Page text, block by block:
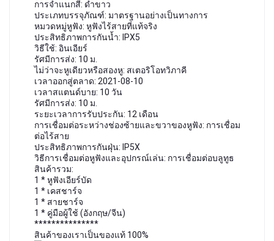
การจำแนกสี: ดำขาว
ประเภทบรรจุภัณฑ์: มาตรฐานอย่างเป็นทางการ
หมวดหมู่หูฟัง: หูฟังไร้สายที่แท้จริง
ประสิทธิภาพการกันน้ำ: IPX5
วิธีใช้: อินเอียร์
รัศมีการส่ง: 10 ม.
ไม่ว่าจะหูเดียวหรือสองหู: สเตอริโอทวิภาคี
เวลาออกสู่ตลาด: 2021-08-10
เวลาสแตนด์บาย: 10 วัน
รัศมีการส่ง: 10 ม.
ระยะเวลาการรับประกัน: 12 เดือน
การเชื่อมต่อระหว่างช่องซ้ายและขวาของหูฟัง: การเชื่อม
ต่อไร้สาย
ประสิทธิภาพการกันฝุ่น: IP5X
วิธีการเชื่อมต่อหูฟังและอุปกรณ์เล่น: การเชื่อมต่อบลูทูธ
สินค้ารวม:
1 * หูฟังเอียร์บัด
1 * เคสชาร์จ
1 * สายชาร์จ
1 * คู่มือผู้ใช้ (อังกฤษ/จีน)
***************
สินค้าของเราเป็นของแท้ 100%